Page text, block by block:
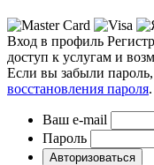
Вход в профиль
доступ к услугам и
Если вы забыли
восстановления пароля.
Ваш e-mail
Пароль
Авторизоваться